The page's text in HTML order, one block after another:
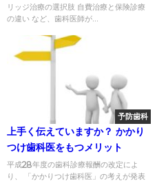
リッジ治療の選択肢 自費治療と保険診療
の違い など、歯科医師が...
予防歯科
上手く伝えていますか？ かかり
つけ歯科医をもつメリット
平成28年度の歯科診療報酬の改定によ
り、 「かかりつけ歯科医」の考えが発表